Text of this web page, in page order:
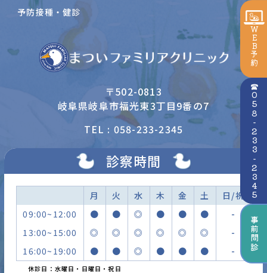
予防接種・健診
〒502-0813
岐阜県岐阜市福光東3丁目9番の7
TEL : 058-233-2345
診察時間
月 火 水 木 金 土
日/祝
09:00~12:00
● ● ◎ ● ● ●
-
13:00~15:00
◎ ◎ ◎ ◎ ◎ ◎
-
16:00~19:00
● ● ◎ ● ● ● -
休診日：水曜日・日曜日・祝日
WEB予約
☎058-233-2345
事前問診